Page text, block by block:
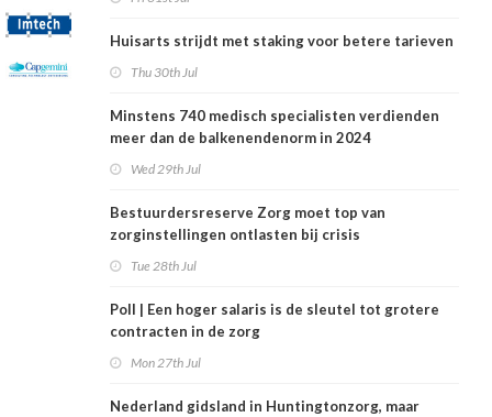
Huisarts strijdt met staking voor betere tarieven
Thu 30th Jul
Minstens 740 medisch specialisten verdienden
meer dan de balkenendenorm in 2024
Wed 29th Jul
Bestuurdersreserve Zorg moet top van
zorginstellingen ontlasten bij crisis
Tue 28th Jul
Poll | Een hoger salaris is de sleutel tot grotere
contracten in de zorg
Mon 27th Jul
Nederland gidsland in Huntingtonzorg, maar